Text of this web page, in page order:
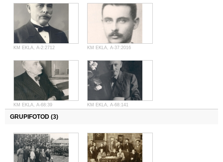
KM EKLA, A-2:2712 KM EKLA, A-37:2016
KM EKLA, A-68:39 KM EKLA, A-68:141
GRUPIFOTOD (3)